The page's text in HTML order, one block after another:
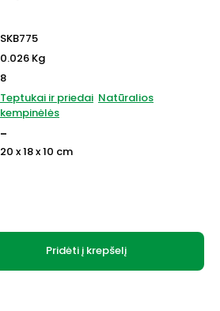
SKB775
0.026 Kg
8
Teptukai ir priedai Natūralios
kempinėlės
-
20 x 18 x 10 cm
Pridėti į krepšelį